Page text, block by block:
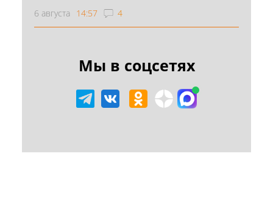
6 августа 14:57 4
Мы в соцсетях